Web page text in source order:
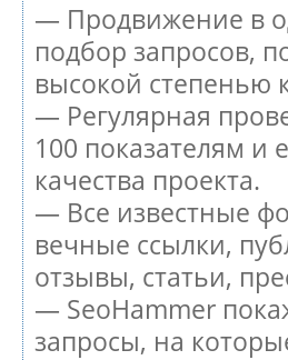
— Продвижение в
подбор запросов,
высокой степенью
— Регулярная
100 показателям и
качества проекта.
— Все известные
вечные ссылки,
отзывы, статьи,
— SeoHammer
запросы, на